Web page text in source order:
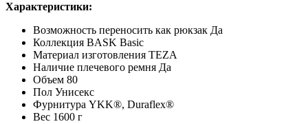
Характеристики:
Возможность переносить как рюкзак Да
Коллекция BASK Basic
Материал изготовления TEZA
Наличие плечевого ремня Да
Объем 80
Пол Унисекс
Фурнитура YKK®, Duraflex®
Вес 1600 г